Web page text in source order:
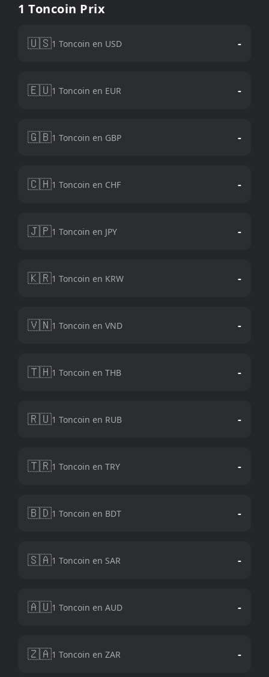
1 Toncoin Prix
🇺🇸1 Toncoin en USD -
🇪🇺1 Toncoin en EUR -
🇬🇧1 Toncoin en GBP -
🇨🇭1 Toncoin en CHF -
🇯🇵1 Toncoin en JPY -
🇰🇷1 Toncoin en KRW -
🇻🇳1 Toncoin en VND -
🇹🇭1 Toncoin en THB -
🇷🇺1 Toncoin en RUB -
🇹🇷1 Toncoin en TRY -
🇧🇩1 Toncoin en BDT -
🇸🇦1 Toncoin en SAR -
🇦🇺1 Toncoin en AUD -
🇿🇦1 Toncoin en ZAR -